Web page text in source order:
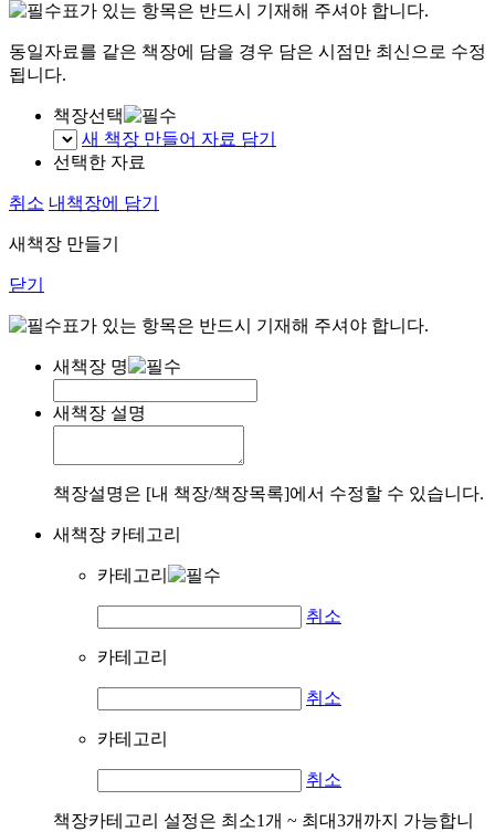
표가 있는 항목은 반드시 기재해 주셔야 합니다.
동일자료를 같은 책장에 담을 경우 담은 시점만 최신으로 수정
됩니다.
책장선택
새 책장 만들어 자료 담기
선택한 자료
취소 내책장에 담기
새책장 만들기
닫기
표가 있는 항목은 반드시 기재해 주셔야 합니다.
새책장 명
새책장 설명
책장설명은 [내 책장/책장목록]에서 수정할 수 있습니다.
새책장 카테고리
카테고리
취소
카테고리
취소
카테고리
취소
책장카테고리 설정은 최소1개 ~ 최대3개까지 가능합니